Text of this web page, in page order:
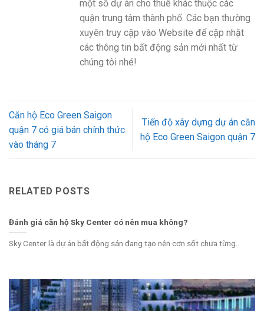
một số dự án cho thuê khác thuộc các
quận trung tâm thành phố. Các bạn thường
xuyên truy cập vào Website để cập nhật
các thông tin bất động sản mới nhất từ
chúng tôi nhé!
Căn hộ Eco Green Saigon
quận 7 có giá bán chính thức
vào tháng 7
Tiến độ xây dựng dự án căn
hộ Eco Green Saigon quận 7
RELATED POSTS
Đánh giá căn hộ Sky Center có nên mua không?
Sky Center là dự án bất động sản đang tạo nên cơn sốt chưa từng...